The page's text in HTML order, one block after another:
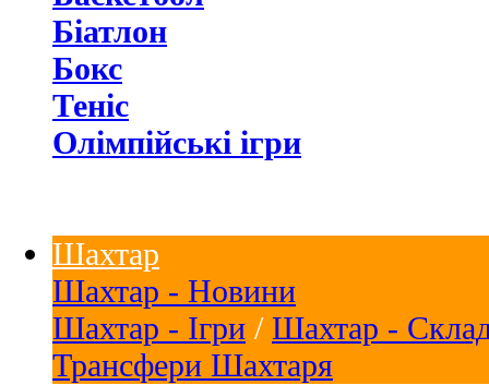
Біатлон
Бокс
Теніс
Олімпійські ігри
Шахтар
Шахтар - Новини
Шахтар - Ігри / Шахтар -
Трансфери Шахтаря